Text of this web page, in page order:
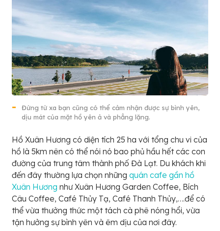
Đứng từ xa bạn cũng có thể cảm nhận được sự bình yên,
dịu mát của mặt hồ yên ả và phẳng lặng.
Hồ Xuân Hương có diện tích 25 ha với tổng chu vi của
hồ là 5km nên có thể nói nó bao phủ hầu hết các con
đường của trung tâm thành phố Đà Lạt. Du khách khi
đến đây thường lựa chọn những quán cafe gần hồ
Xuân Hương như Xuân Hương Garden Coffee, Bích
Câu Coffee, Café Thủy Tạ, Café Thanh Thủy,….để có
thể vừa thưởng thức một tách cà phê nóng hổi, vừa
tận hưởng sự bình yên và êm dịu của nơi đây.